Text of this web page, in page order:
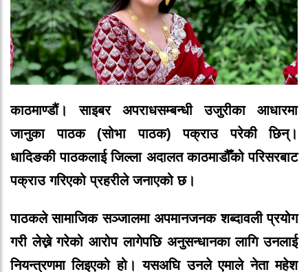
काठमाण्डौं।साइबर अपराधसम्बन्धी उजुरीका आधारमा
जानुका पाठक (सोभा पाठक) पक्राउ परेकी छिन्।
धादिङकी पाठकलाई जिल्ला अदालत काठमाडौँको परिसरबाट
पक्राउ गरिएको प्रहरीले जनाएको छ।
पाठकले सामाजिक सञ्जालमा अपमानजनक शब्दावली प्रयोग
गरी लेख्ने गरेको आरोप लागेपछि अनुसन्धानका लागि उनलाई
नियन्त्रणमा लिइएको हो। यसअघि उनले एमाले नेता महेश